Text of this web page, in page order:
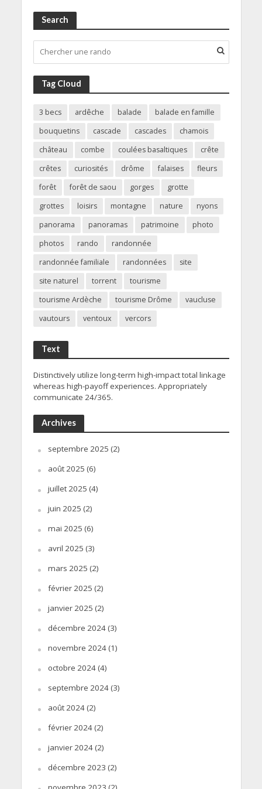
Search
Tag Cloud
3 becs ardêche balade
balade en famille
bouquetins
cascade cascades
chamois
château
combe coulées basaltiques
crête
crêtes
curiosités drôme falaises
fleurs
forêt
forêt de saou gorges
grotte
grottes
loisirs montagne nature
nyons
panorama
panoramas patrimoine
photo
photos
rando
randonnée
randonnée familiale
randonnées
site
site naturel
torrent
tourisme
tourisme Ardèche
tourisme Drôme
vaucluse
vautours
ventoux vercors
Text
Distinctively utilize long-term high-impact total linkage
whereas high-payoff experiences. Appropriately
communicate 24/365.
Archives
septembre 2025 (2)
août 2025 (6)
juillet 2025 (4)
juin 2025 (2)
mai 2025 (6)
avril 2025 (3)
mars 2025 (2)
février 2025 (2)
janvier 2025 (2)
décembre 2024(3)
novembre 2024(1)
octobre 2024(4)
septembre 2024(3)
août 2024(2)
février 2024(2)
janvier 2024(2)
décembre 2023 (2)